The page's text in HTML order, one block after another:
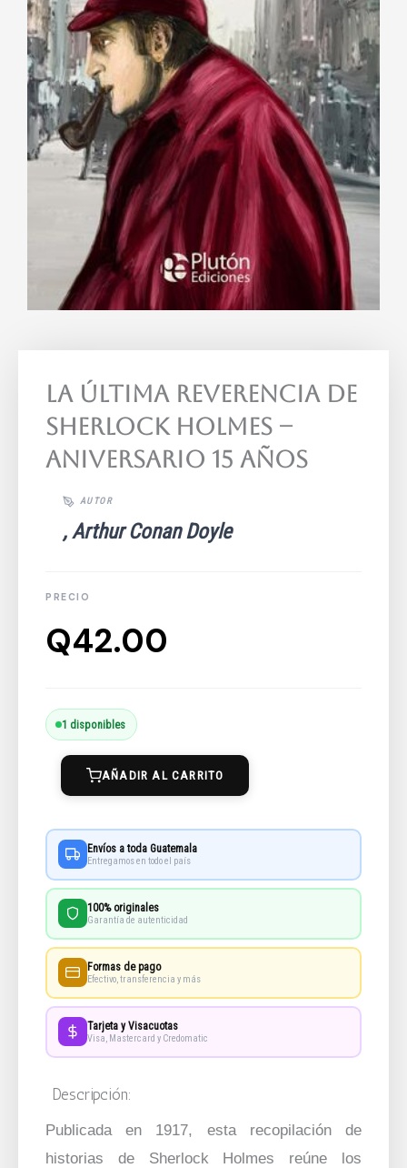
La Última Reverencia De
Sherlock Holmes –
Aniversario 15 Años
, Arthur Conan Doyle
Q42.00
1 disponibles
La
Reverencia
Sherlock
Holmes
-
Aniversario
15
Años
cantidad
AÑADIR AL CARRITO
Envíos a toda Guatemala
Entregamos en todo el país
100% originales
Garantía de autenticidad
Formas de pago
Efectivo, transferencia y más
Tarjeta y Visacuotas
Visa, Mastercard y Credomatic
Descripción:
Publicada en 1917, esta recopilación de
historias de Sherlock Holmes reúne los